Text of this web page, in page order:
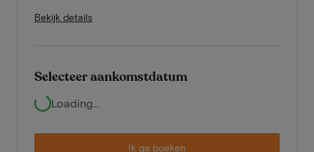
Bekijk details
Selecteer aankomstdatum
Loading...
Ik ga boeken